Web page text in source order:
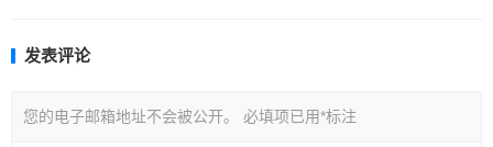
发表评论
您的电子邮箱地址不会被公开。 必填项已用*标注